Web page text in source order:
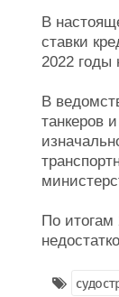
В
ставки
2022 годы
В
танкеров
По итогам